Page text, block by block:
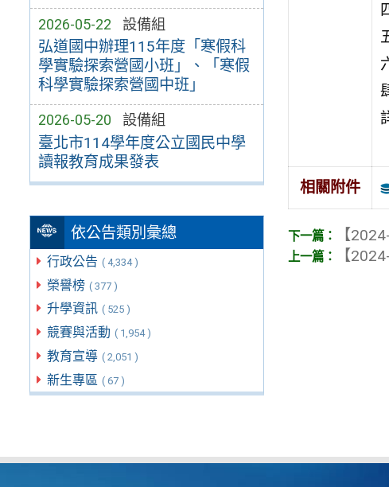
2026-05-22 設備組
弘道國中辦理115年度「寒假科
學實驗探索營國小班」、「寒假
科學實驗探索營國中班」
2026-05-20 設備組
臺北市114學年度公立國民中學
讀報教育成果發表
依公告類別彙總
行政公告 ( 4,334 )
榮譽榜 ( 377 )
升學資訊 ( 525 )
競賽與活動 ( 1,954 )
教育宣導 ( 2,051 )
新生專區 ( 67 )
相關附件
【
【